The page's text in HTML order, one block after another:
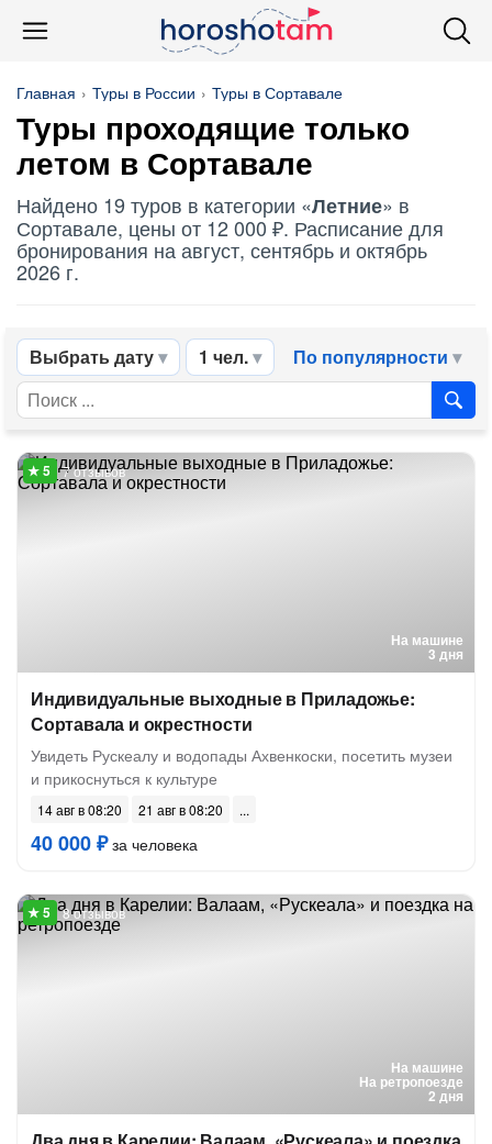
Главная Туры в России Туры в Сортавале
Туры проходящие только
летом в Сортавале
Найдено 19 туров в категории «Летние» в
Сортавале, цены от 12 000 ₽. Расписание для
бронирования на август, сентябрь и октябрь
2026 г.
Выбрать дату 1 чел. По популярности
На машине
3 дня
7 отзывов
Индивидуальные выходные в Приладожье:
Сортавала и окрестности
Увидеть Рускеалу и водопады Ахвенкоски, посетить музеи
и прикоснуться к культуре
14 авг в 08:20 21 авг в 08:20
40 000 ₽за человека
На машине
На ретропоезде
2 дня
8 отзывов